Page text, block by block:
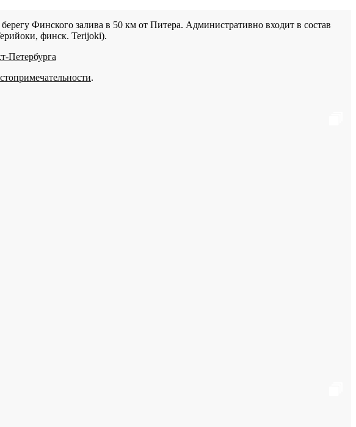
Финского залива в 50 км от Питера. Административно входит в состав
финск. Terijoki).
.